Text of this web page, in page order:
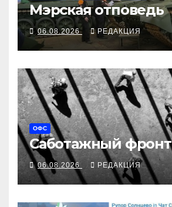
Мэрская отповедь
06.08.2026 РЕДАКЦИЯ
ОФС
Саботажный фронт
06.08.2026 РЕДАКЦИЯ